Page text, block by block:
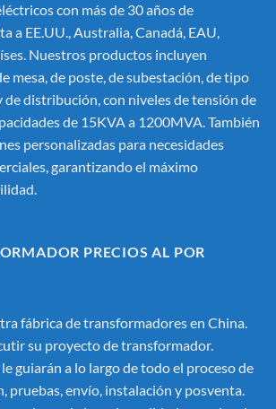
con más de 30 años de
a EE.UU., Australia, Canadá, EAU,
Nuestros productos incluyen
mesa, de poste, de subestación, de tipo
de distribución, con niveles de tensión de
de 15KVA a 1200MVA. También
personalizadas para necesidades
garantizando el máximo
PRECIOS AL POR
fábrica de transformadores en China.
su proyecto de transformador.
guiarán a lo largo de todo el proceso de
pruebas, envío, instalación y posventa.